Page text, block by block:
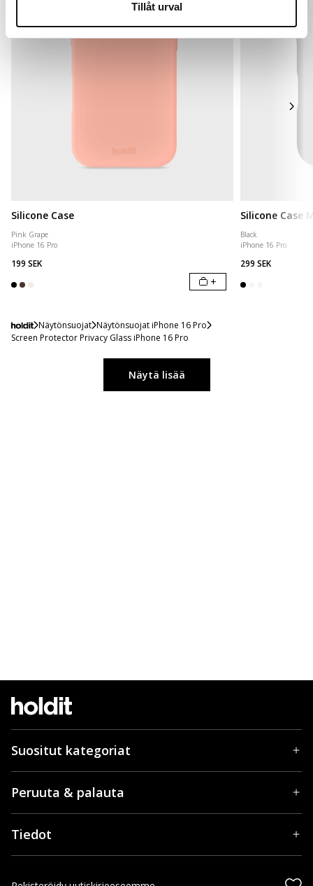
Tillåt urval
Silicone Case
Pink Grape
iPhone 16 Pro
199 SEK
+
Silicone Case
Black
iPhone 16 Pro
299 SEK
Näytönsuojat Näytönsuojat iPhone 16 Pro
Screen Protector Privacy Glass iPhone 16 Pro
Näytä lisää
Suositut kategoriat
Peruuta & palauta
Tiedot